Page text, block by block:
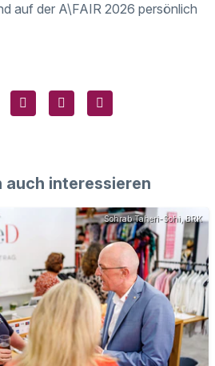
auf der A\FAIR 2026 persönlich
auch interessieren
Sohrab Taheri-Sohi, BRK